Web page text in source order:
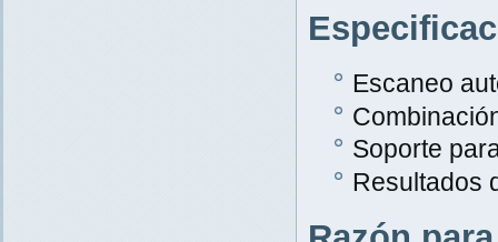
Escaneo
Soporte
Resultados